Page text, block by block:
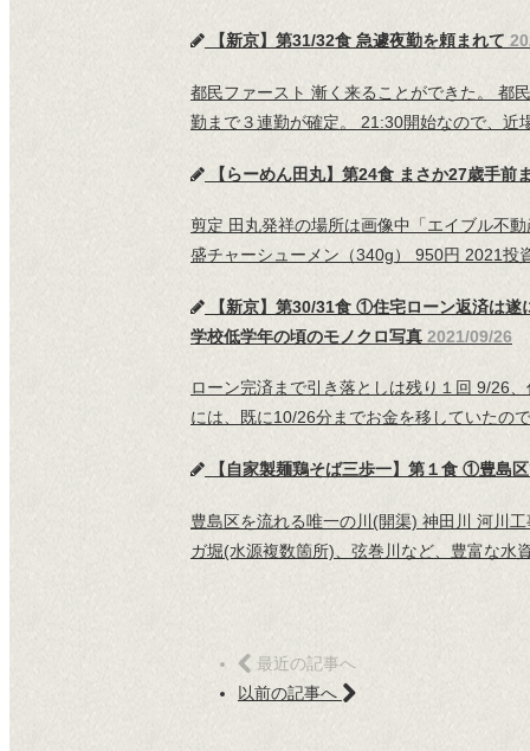
【新京】第31/32食 急遽夜勤を頼まれて
都民ファースト 漸く来ることができた。 都
勤まで３連勤が確定。 21:30開始なので、
【らーめん田丸】第24食 まさか27歳手前
剪定 田丸発祥の場所は画像中「エイブル不
盛チャーシューメン（340g） 950円 2021
【新京】第30/31食 ①住宅ローン返済は
学校低学年の頃のモノクロ写真 2021/09/26
ローン完済まで引き落としは残り１回 9/26
には、既に10/26分までお金を移していたの
【自家製麺鶏そば三歩一】第１食 ①豊島
豊島区を流れる唯一の川(開渠) 神田川 河川
ガ堀(水源複数箇所)、弦巻川など、豊富な
最近の記事へ
以前の記事へ